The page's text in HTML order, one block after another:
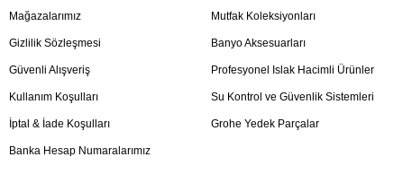
Mağazalarımız
Gizlilik Sözleşmesi
Güvenli Alışveriş
Kullanım Koşulları
İptal & İade Koşulları
Banka Hesap Numaralarımız
Mutfak Koleksiyonları
Banyo Aksesuarları
Profesyonel Islak Hacimli Ürünler
Su Kontrol ve Güvenlik Sistemleri
Grohe Yedek Parçalar